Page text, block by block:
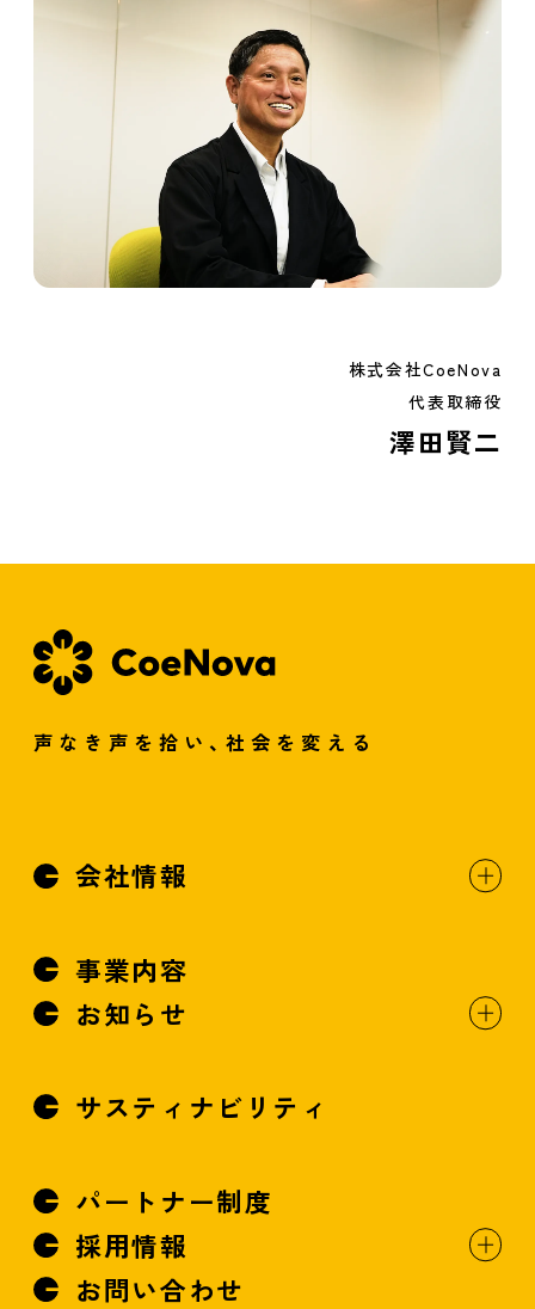
株式会社CoeNova
代表取締役
澤田賢二
声なき声を拾い、社会を変える
会社情報
事業内容
お知らせ
サスティナビリティ
パートナー制度
採用情報
お問い合わせ